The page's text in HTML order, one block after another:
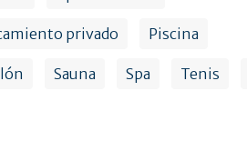
privado Piscina
Sauna Spa Tenis